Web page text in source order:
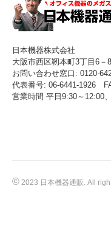
日本機器株式会社
大阪市西区靭本町3丁目6
お問い合わせ窓口: 0120-
代表番号: 06-6441-1926
営業時間 平日9:30～12:00
© 2023 日本機器通販. All